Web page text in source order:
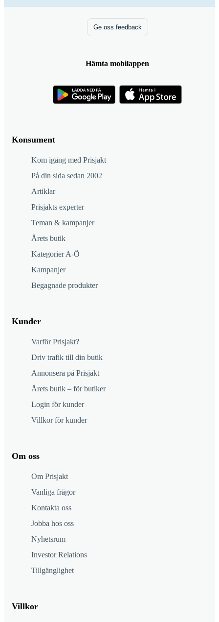
Konsument
Kom igång med Prisjakt
På din sida sedan 2002
Artiklar
Prisjakts experter
Teman & kampanjer
Årets butik
Kategorier A-Ö
Kampanjer
Begagnade produkter
Kunder
Varför Prisjakt?
Driv trafik till din butik
Annonsera på Prisjakt
Årets butik – för butiker
Login för kunder
Villkor för kunder
Om oss
Om Prisjakt
Vanliga frågor
Kontakta oss
Jobba hos oss
Nyhetsrum
Investor Relations
Tillgänglighet
Villkor
Ge oss feedback
Hämta mobilappen